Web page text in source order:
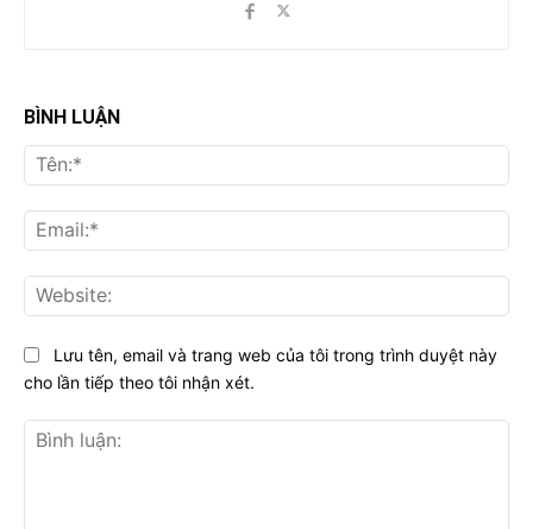
BÌNH LUẬN
Lưu tên, email và trang web của tôi trong trình duyệt này
cho lần tiếp theo tôi nhận xét.